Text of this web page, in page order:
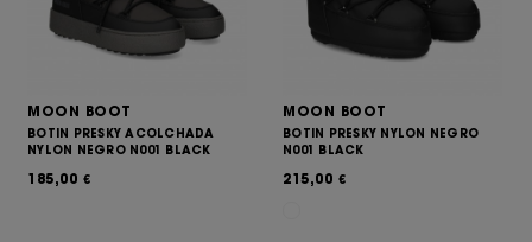
MOON BOOT
BOTIN PRESKY ACOLCHADA
NYLON NEGRO N001 BLACK
185,00 €
MOON BOOT
BOTIN PRESKY NYLON NEGRO
N001 BLACK
215,00 €